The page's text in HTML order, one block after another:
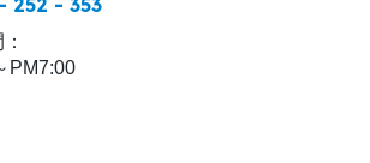
252 - 353
PM7:00